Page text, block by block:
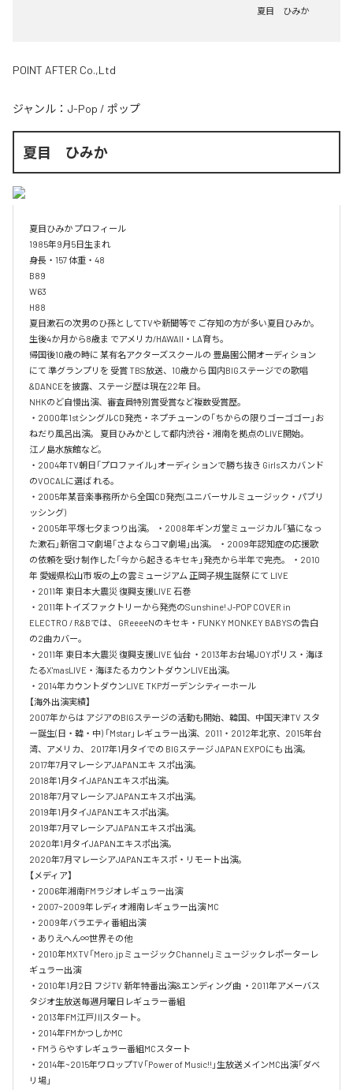
夏目 ひみか
POINT AFTER Co.,Ltd
ジャンル： J-Pop / ポップ
夏目 ひみか
夏目ひみか プロフィール
1985年9月5日生まれ
身長・157 体重・48
B89
W63
H88
夏目漱石の次男のひ孫としてTVや新聞等で ご存知の方が多い夏目ひみか。
生後4か月から8歳ま でアメリカ/HAWAII・LA育ち。
帰国後10歳の時に 某有名アクターズスクールの 豊島園公開オーディション
にて 準グランプリを 受賞 TBS放送、10歳から 国内BIGステージでの歌唱
&DANCEを披露、ステージ歴は現在22年 目。
NHKのど自慢出演、審査員特別賞受賞など複数受賞歴。
・2000年1stシングルCD発売・ネプチューンの「ちからの限りゴーゴゴー」お
ねだり風呂出演。 夏目ひみかとして都内渋谷・湘南を拠点のLIVE開始。
江ノ島水族館など。
・2004年TV朝日「プロファイル」オーディションで勝ち抜き Girlsスカバンド
のVOCALに選ば れる。
・2005年某音楽事務所から全国CD発売(ユニバーサルミュージック・パブリ
ッシング)
・2005年平塚七夕まつり出演。 ・2008年ギンガ堂ミュージカル「猫になっ
た漱石」新宿コマ劇場「さよならコマ劇場」出演。 ・2009年認知症の応援歌
の依頼を受け制作した「今から起きるキセキ」発売から半年で完売。 ・2010
年 愛媛県松山市 坂の上の雲ミュージアム 正岡子規生誕祭 にて LIVE
・2011年 東日本大震災 復興支援LIVE 石巻
・2011年トイズファクトリーから発売のSunshine! J-POP COVER in
ELECTRO / R&Bでは、 GReeeeNのキセキ・FUNKY MONKEY BABYSの告白
の2曲カバー。
・2011年 東日本大震災 復興支援LIVE 仙台 ・2013年お台場JOYポリス・海ほ
たるX'masLIVE・海ほたるカウントダウンLIVE出演。
・2014年カウントダウンLIVE TKPガーデンシティーホール
【海外出演実績】
2007年からは アジアのBIGステージの活動も開始、韓国、中国天津TV スタ
ー誕生(日・韓・中) 「Mstar」レギュラー出演、2011・2012年北京、2015年台
湾、アメリカ、 2017年1月タイでの BIGステージ JAPAN EXPOにも 出演。
2017年7月マレーシアJAPANエキ スポ出演。
2018年1月タイJAPANエキスポ出演。
2018年7月マレーシアJAPANエキスポ出演。
2019年1月タイJAPANエキスポ出演。
2019年7月マレーシアJAPANエキスポ出演。
2020年1月タイJAPANエキスポ出演。
2020年7月マレーシアJAPANエキスポ・リモート出演。
【メディア】
・2006年湘南FMラジオレギュラー出演
・2007~2009年レディオ湘南レギュラー出演 MC
・2009年バラエティ番組出演
・ありえへん∞世界その他
・2010年MXTV「Mero.jpミュージックChannel」ミュージックレポーターレ
ギュラー出演
・2010年1月2日 フジTV 新年特番出演&エンディング曲 ・2011年アメーバス
タジオ生放送毎週月曜日レギュラー番組
・2013年FM江戸川スタート。
・2014年FMかつしかMC
・FMうらやすレギュラー番組MCスタート
・2014年~2015年ワロップTV「Power of Music!!」生放送メインMC出演「ダベ
リ場」